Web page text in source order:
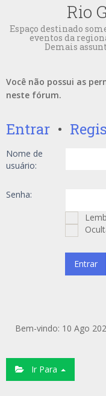
Rio
Espaço destinado
eventos da
Demais
Você não possui as
neste fórum.
Entrar •
Nome de
usuário:
Senha:
Bem-vindo: 10 Ago
Ir Para